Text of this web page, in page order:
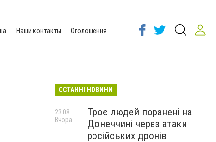
Наши контакты
Оголошення
ОСТАННІ НОВИНИ
Троє людей поранені на
Донеччині через атаки
російських дронів
23:08
Вчора